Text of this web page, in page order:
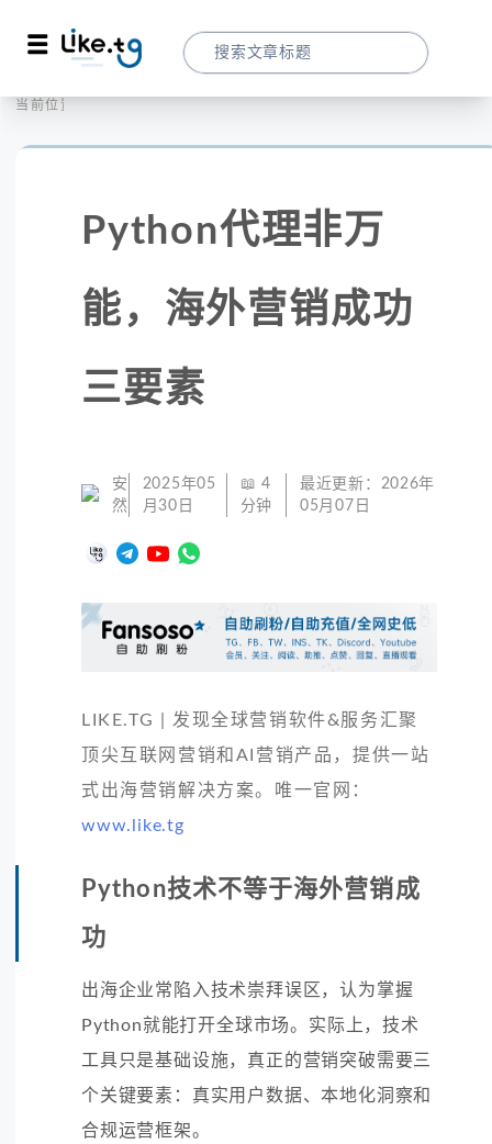
当前位置：
Python代理非万
能，海外营销成功
三要素
安
然
2025年05
月30日
📖 4
分钟
最近更新： 2026年
05月07日
LIKE.TG | 发现全球营销软件&服务汇聚
顶尖互联网营销和AI营销产品，提供一站
式出海营销解决方案。唯一官网：
www.like.tg
Python技术不等于海外营销成
功
出海企业常陷入技术崇拜误区，认为掌握
Python就能打开全球市场。实际上，技术
工具只是基础设施，真正的营销突破需要三
个关键要素：真实用户数据、本地化洞察和
合规运营框架。